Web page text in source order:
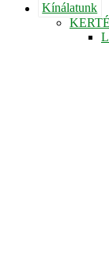
Kínálatunk